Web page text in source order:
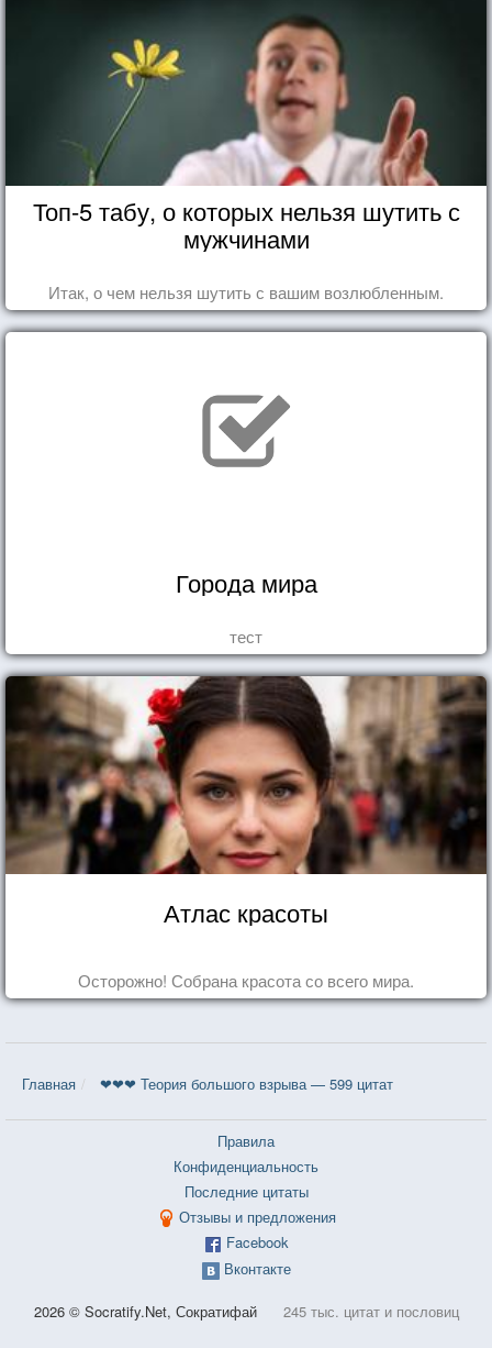
Топ-5 табу, о которых нельзя шутить с
мужчинами
Итак, о чем нельзя шутить с вашим возлюбленным.
Города мира
тест
Атлас красоты
Осторожно! Собрана красота со всего мира.
Главная ❤❤❤ Теория большого взрыва — 599 цитат
Правила
Конфиденциальность
Последние цитаты
Отзывы и предложения
Facebook
Вконтакте
2026 © Socratify.Net, Сократифай 245 тыс. цитат и пословиц